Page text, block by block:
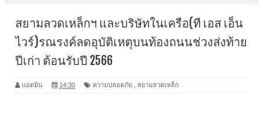
สยามลวดเหล็กฯ และบริษัทในเครือ(ที เอส เอ็น
ไวร์)รณรงค์ลดอุบัติเหตุบนท้องถนนช่วงส่งท้าย
ปีเก่า ต้อนรับปี 2566
แอดมิน 14:30 ความปลอดภัย สยามลวดเหล็ก